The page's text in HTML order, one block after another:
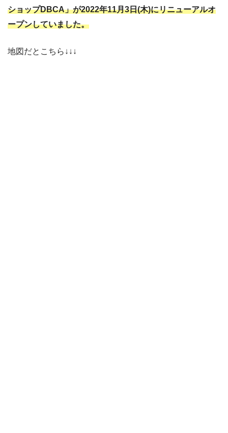
ショップDBCA」が2022年11月3日(木)にリニューアルオ
ープンしていました。
地図だとこちら↓↓↓